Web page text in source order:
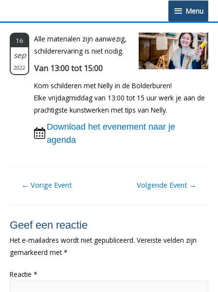
Menu
Menu
16
sep
2022
Alle materialen zijn aanwezig,
schilderervaring is niet nodig.
Van 13:00 tot 15:00
Kom schilderen met Nelly in de Bolderburen!
Elke vrijdagmiddag van 13:00 tot 15 uur werk je aan de
prachtigste kunstwerken met tips van Nelly.
Download het evenement naar je
agenda
Berichtnavigatie
← Vorige Event Volgende Event →
Geef een reactie
Het e-mailadres wordt niet gepubliceerd. Vereiste velden zijn
gemarkeerd met*
Reactie *